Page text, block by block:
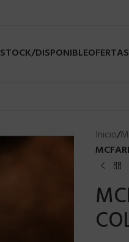
STOCK/DISPONIBLEOFERTAS
Inicio/